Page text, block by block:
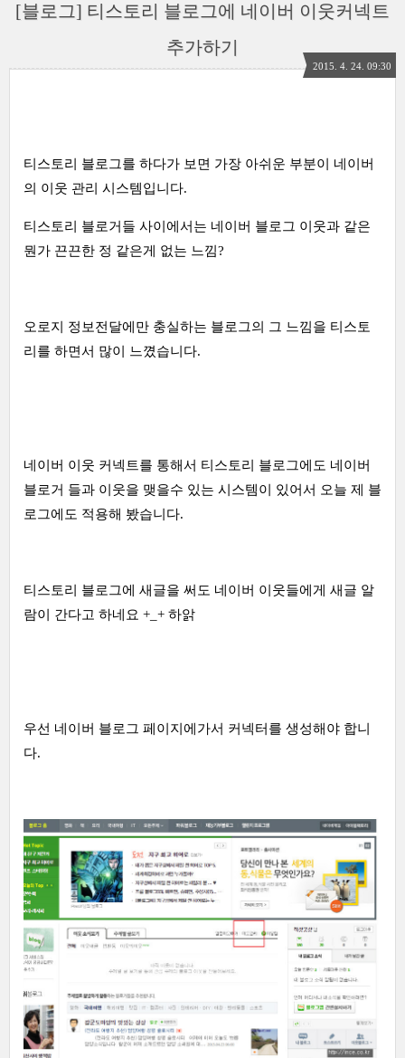
[블로그] 티스토리 블로그에 네이버 이웃커넥트
추가하기
2015. 4. 24. 09:30
티스토리 블로그를 하다가 보면 가장 아쉬운 부분이 네이버
의 이웃 관리 시스템입니다.
티스토리 블로거들 사이에서는 네이버 블로그 이웃과 같은
뭔가 끈끈한 정 같은게 없는 느낌?
오로지 정보전달에만 충실하는 블로그의 그 느낌을 티스토
리를 하면서 많이 느꼈습니다.
네이버 이웃 커넥트를 통해서 티스토리 블로그에도 네이버
블로거 들과 이웃을 맺을수 있는 시스템이 있어서 오늘 제 블
로그에도 적용해 봤습니다.
티스토리 블로그에 새글을 써도 네이버 이웃들에게 새글 알
람이 간다고 하네요 +_+ 하앍
우선 네이버 블로그 페이지에가서 커넥터를 생성해야 합니
다.